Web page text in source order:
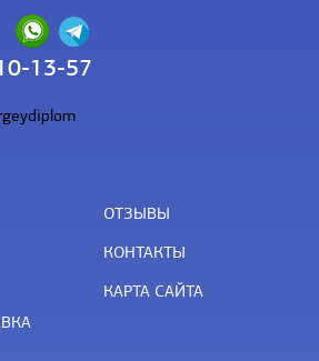
13-57
ОТЗЫВЫ
КОНТАКТЫ
КАРТА САЙТА